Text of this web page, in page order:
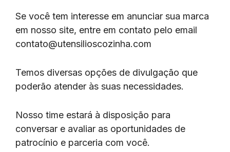
Se você tem interesse em anunciar sua marca
em nosso site, entre em contato pelo email
contato@utensilioscozinha.com
Temos diversas opções de divulgação que
poderão atender às suas necessidades.
Nosso time estará à disposição para
conversar e avaliar as oportunidades de
patrocínio e parceria com você.